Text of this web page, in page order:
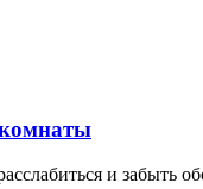
и забыть